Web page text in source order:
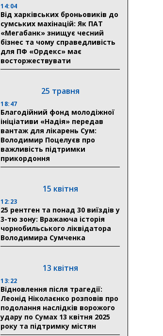
14:04
Від харківських броньовиків до
сумських махінацій: Як ПАТ
«Мегабанк» знищує чесний
бізнес та чому справедливість
для ПФ «Ордекс» має
восторжествувати
25 травня
18:47
Благодійний фонд молодіжної
ініціативи «Надія» передав
вантаж для лікарень Сум:
Володимир Поцелуєв про
важливість підтримки
прикордоння
15 квітня
12:23
25 рентген та понад 30 виїздів у
3-тю зону: Вражаюча історія
чорнобильського ліквідатора
Володимира Сумченка
13 квітня
13:22
Відновлення після трагедії:
Леонід Ніколаєнко розповів про
подолання наслідків ворожого
удару по Сумах 13 квітня 2025
року та підтримку містян